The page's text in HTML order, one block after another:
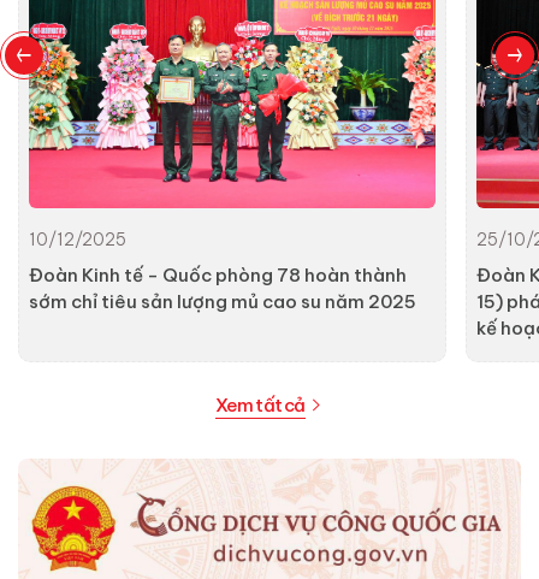
10/12/2025
Đoàn Kinh tế - Quốc phòng 78 hoàn thành
sớm chỉ tiêu sản lượng mủ cao su năm 2025
25/10/
Đoàn
15)
kế
Xem tất cả